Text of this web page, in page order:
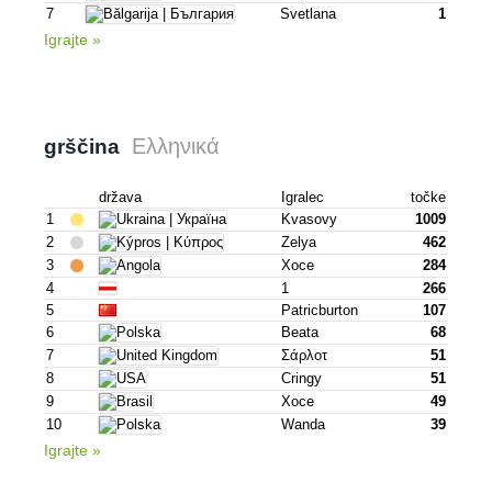
7
Svetlana 1
Igrajte »
grščina Ελληνικά
država Igralec
točke
1
Kvasovy
1009
2
Zelya
462
3
Хосе
284
4
1
266
5
Patricburton
107
6
Beata
68
7
Σάρλοτ
51
8
Cringy
51
9
Хосе
49
10
Wanda 39
Igrajte »